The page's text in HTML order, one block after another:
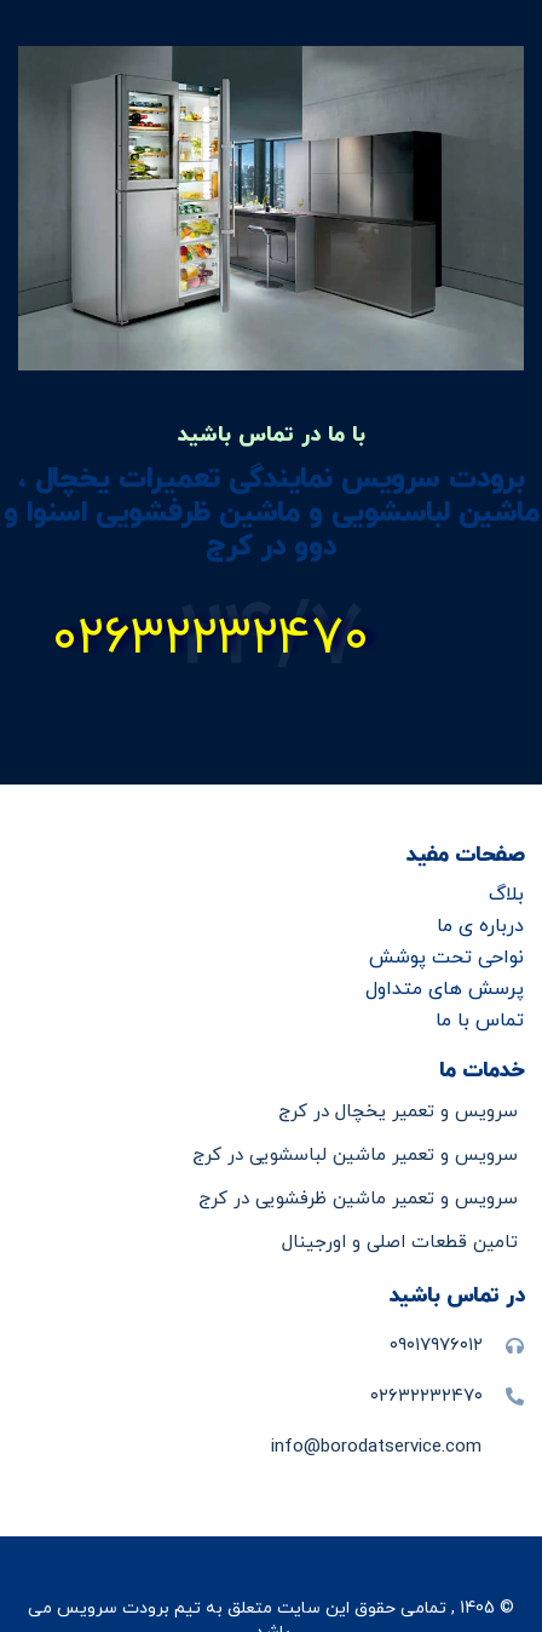
با ما در تماس باشید
برودت سرویس نمایندگی تعمیرات یخچال ،
ماشین لباسشویی و ماشین ظرفشویی اسنوا و
دوو در کرج
۰۲۶۳۲۲۳۲۴۷۰
24/7
صفحات مفید
بلاگ
درباره ی ما
نواحی تحت پوشش
پرسش های متداول
تماس با ما
خدمات ما
سرویس و تعمیر یخچال در کرج
سرویس و تعمیر ماشین لباسشویی در کرج
سرویس و تعمیر ماشین ظرفشویی در کرج
تامین قطعات اصلی و اورجینال
در تماس باشید
۰۹۰۱۷۹۷۶۰۱۲
۰۲۶۳۲۲۳۲۴۷۰
info@borodatservice.com
© 1405 , تمامی حقوق این سایت متعلق به تیم برودت سرویس می